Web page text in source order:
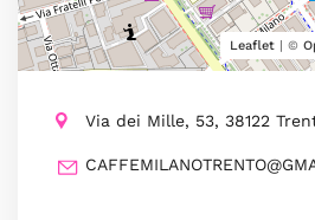
Leaflet | ©
Via dei Mille, 53, 38122